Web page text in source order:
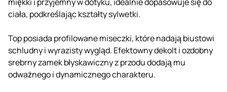
ciała, podkreślając kształty sylwetki.
Top posiada profilowane miseczki, które nadają biustowi
schludny i wyrazisty wygląd. Efektowny dekolt i ozdobny
srebrny zamek błyskawiczny z przodu dodają mu
odważnego i dynamicznego charakteru.